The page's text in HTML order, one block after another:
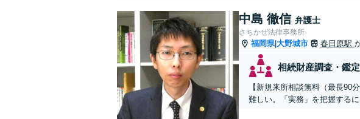
中島 徹信 弁護士
さちかぜ法律事務所
福岡県|大野城市 春日原駅
相続財産調査・鑑定
【新規来所相談無料（最長90
難しい。「実務」を把握する